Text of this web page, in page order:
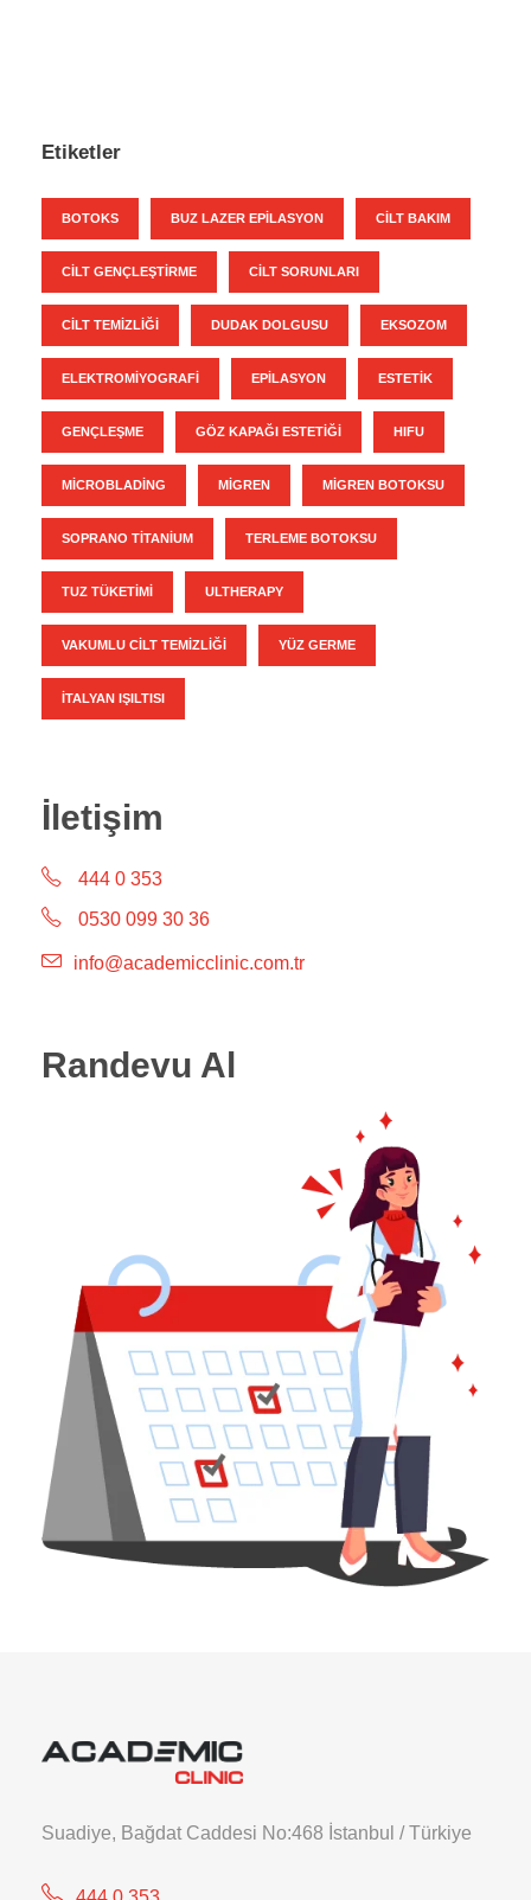
Etiketler
BOTOKS BUZ LAZER EPILASYON CILT BAKIM
CILT GENÇLEŞTIRME CILT SORUNLARI
CILT TEMIZLIĞI DUDAK DOLGUSU EKSOZOM
ELEKTROMIYOGRAFI EPILASYON ESTETIK
GENÇLEŞME GÖZ KAPAĞI ESTETIĞI HIFU
MICROBLADING MIGREN MIGREN BOTOKSU
SOPRANO TITANIUM TERLEME BOTOKSU
TUZ TÜKETIMI ULTHERAPY
VAKUMLU CILT TEMIZLIĞI YÜZ GERME
İTALYAN IŞILTISI
İletişim
444 0 353
0530 099 30 36
info@academicclinic.com.tr
Randevu Al
Suadiye, Bağdat Caddesi No:468 İstanbul / Türkiye